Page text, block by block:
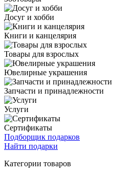
Досуг и хобби
Книги и канцелярия
Товары для взрослых
Ювелирные украшения
Запчасти и принадлежности
Услуги
Сертификаты
Подборщик подарков
Найти подарки
Категории товаров